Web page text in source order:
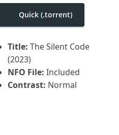
Quick (.torrent)
Title: The Silent Code
(2023)
NFO File: Included
Contrast: Normal